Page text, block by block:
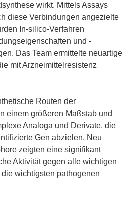
wirkt. Mittels Assays
diese Verbindungen angezielte
In-silico-Verfahren
und -
Das Team ermittelte neuartige
mit Arzneimittelresistenz
Routen der
einem größeren Maßstab und
Analoga und Derivate, die
Gen abzielen. Neu
zeigten eine signifikant
Aktivität gegen alle wichtigen
wichtigsten pathogenen